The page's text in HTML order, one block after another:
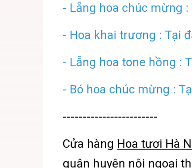
- Lẵng hoa chúc mừng :
- Hoa khai trương : Tại
- Lẵng hoa tone hồng :
- Bó hoa chúc mừng :
------------------------
Cửa hàng Hoa tươi Hà
quận huyện nội ngoại